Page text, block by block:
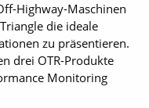
Highway-Maschinen
die ideale
zu präsentieren.
drei OTR-Produkte
Monitoring